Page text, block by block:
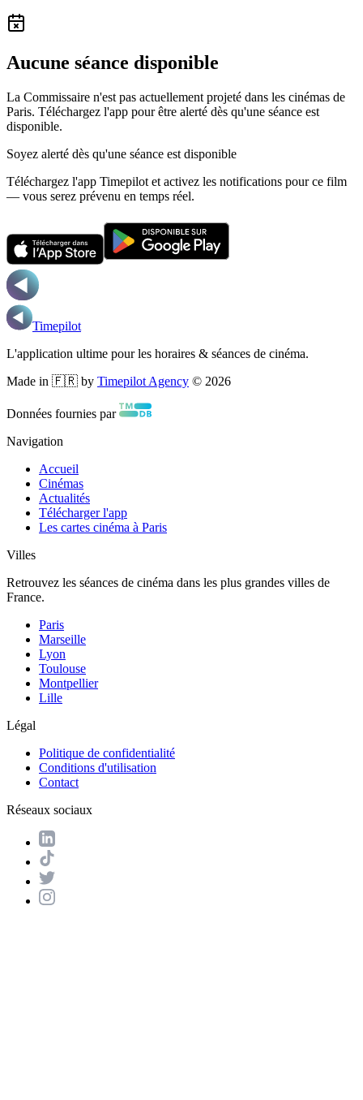
Aucune séance disponible
La Commissaire n'est pas actuellement projeté dans les cinémas de
Paris. Téléchargez l'app pour être alerté dès qu'une séance est
disponible.
Soyez alerté dès qu'une séance est disponible
Téléchargez l'app Timepilot et activez les notifications pour ce film
— vous serez prévenu en temps réel.
Timepilot
L'application ultime pour les horaires & séances de cinéma.
Made in 🇫🇷 by Timepilot Agency © 2026
Données fournies par
Navigation
Accueil
Cinémas
Actualités
Télécharger l'app
Les cartes cinéma à Paris
Villes
Retrouvez les séances de cinéma dans les plus grandes villes de
France.
Paris
Marseille
Lyon
Toulouse
Montpellier
Lille
Légal
Politique de confidentialité
Conditions d'utilisation
Contact
Réseaux sociaux